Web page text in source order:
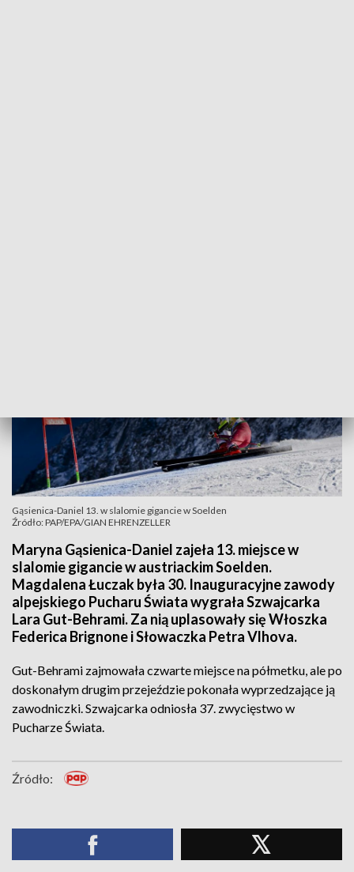
Gąsienica-Daniel 13. w slalomie gigancie w Soelden
Źródło: PAP/EPA/GIAN EHRENZELLER
Maryna Gąsienica-Daniel zajeła 13. miejsce w
slalomie gigancie w austriackim Soelden.
Magdalena Łuczak była 30. Inauguracyjne zawody
alpejskiego Pucharu Świata wygrała Szwajcarka
Lara Gut-Behrami. Za nią uplasowały się Włoszka
Federica Brignone i Słowaczka Petra Vlhova.
Gut-Behrami zajmowała czwarte miejsce na półmetku, ale po
doskonałym drugim przejeździe pokonała wyprzedzające ją
zawodniczki. Szwajcarka odniosła 37. zwycięstwo w
Pucharze Świata.
Źródło: